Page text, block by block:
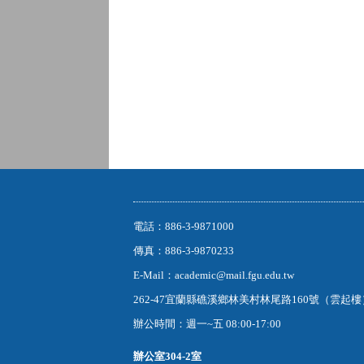
電話：886-3-9871000
傳真：886-3-9870233
E-Mail：academic@mail.fgu.edu.tw
262-47宜蘭縣礁溪鄉林美村林尾路160號（雲起
辦公時間：週一~五 08:00-17:00
辦公室304-2室